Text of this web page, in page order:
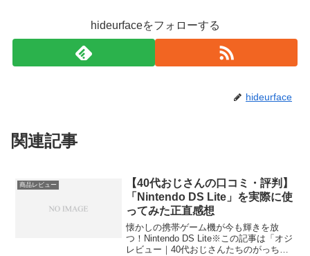
hideurfaceをフォローする
hideurface
関連記事
商品レビュー
【40代おじさんの口コミ・評判】
「Nintendo DS Lite」を実際に使
ってみた正直感想
懐かしの携帯ゲーム機が今も輝きを放
つ！Nintendo DS Lite※この記事は「オジ
レビュー｜40代おじさんたちのがっち口